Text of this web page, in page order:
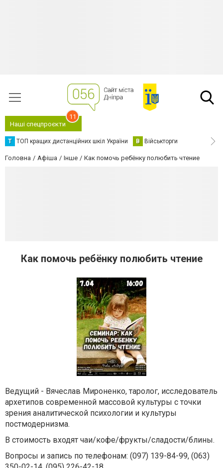
Наші спецпроєкти
11
Т ТОП кращих дистанційних шкіл України В Військторги
Головна Афіша Інше Как помочь ребёнку полюбить чтение
Как помочь ребёнку полюбить чтение
Ведущий - Вячеслав Мироненко, таролог, исследователь
архетипов современной массовой культуры с точки
зрения аналитической психологии и культуры
постмодернизма.
В стоимость входят чаи/кофе/фрукты/сладости/блины.
Вопросы и запись по телефонам: (097) 139-84-99, (063)